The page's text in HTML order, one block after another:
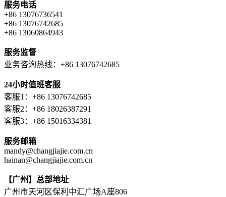
服务电话
+86 13076736541
+86 13076742685
+86 13060864943
服务监督
业务咨询热线：+86 13076742685
24小时值班客服
客服1：+86 13076742685
客服2：+86 18026387291
客服3：+86 15016334381
服务邮箱
mandy@changjiajie.com.cn
hainan@changjiajie.com.cn
【广州】总部地址
广州市天河区保利中汇广场A座806